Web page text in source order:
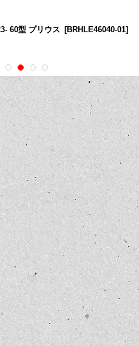
60型 プリウス [BRHLE46040-01]